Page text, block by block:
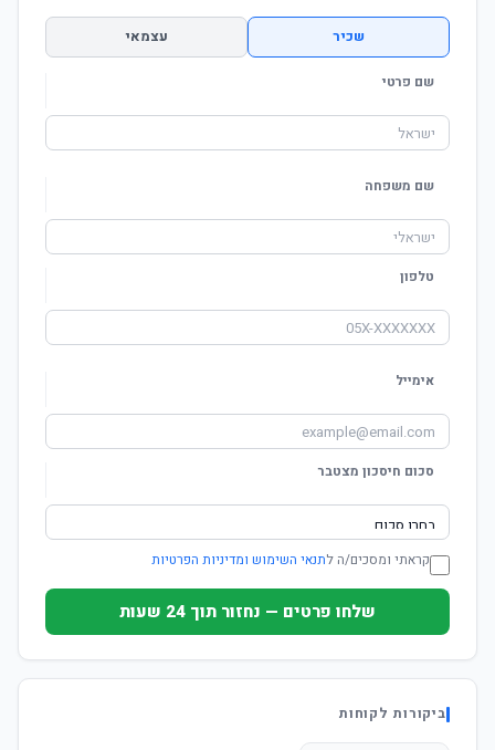
שכיר עצמאי
שם פרטי
שם משפחה
טלפון
אימייל
סכום חיסכון מצטבר
קראתי ומסכים/ה לתנאי השימוש ומדיניות הפרטיות
שלחו פרטים — נחזור תוך 24 שעות
ביקורות לקוחות